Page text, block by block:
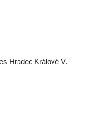
Hradec Králové V.